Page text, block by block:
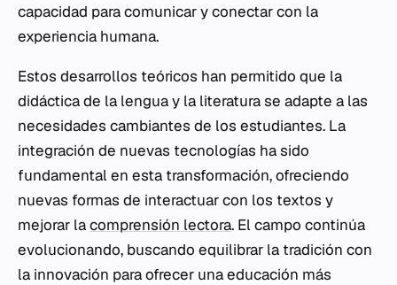
capacidad para comunicar y conectar con la
experiencia humana.
Estos desarrollos teóricos han permitido que la
didáctica de la lengua y la literatura se adapte a las
necesidades cambiantes de los estudiantes. La
integración de nuevas tecnologías ha sido
fundamental en esta transformación, ofreciendo
nuevas formas de interactuar con los textos y
mejorar lacomprensión lectora. El campo continúa
evolucionando, buscando equilibrar la tradición con
la innovación para ofrecer una educación más